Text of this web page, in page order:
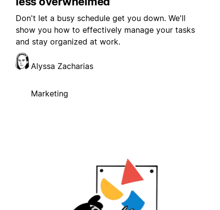
Don't let a busy schedule get you down. We'll
show you how to effectively manage your tasks
and stay organized at work.
Alyssa Zacharias
Marketing